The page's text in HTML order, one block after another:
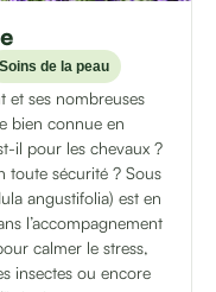
Soins de la peau
et ses nombreuses
bien connue en
il pour les chevaux ?
toute sécurité ? Sous
angustifolia) est en
l’accompagnement
calmer le stress,
insectes ou encore